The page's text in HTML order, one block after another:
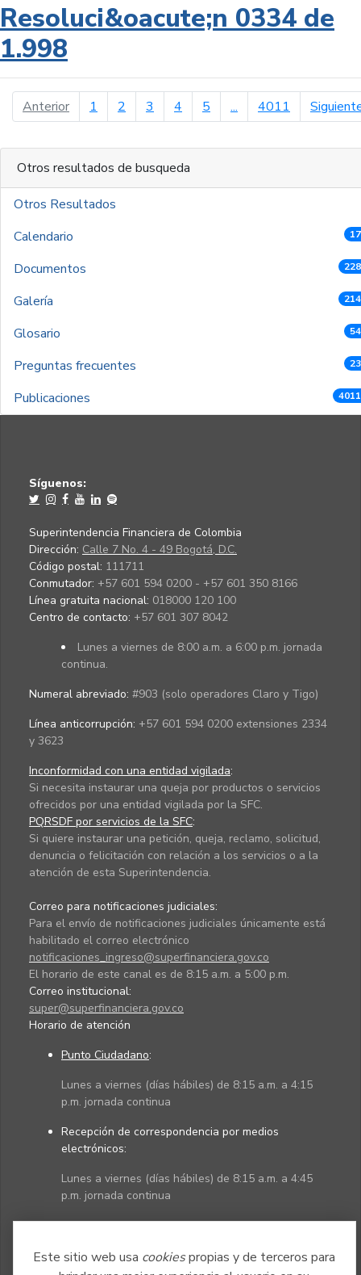
Este sitio web usa cookiespropias y de terceros para
Resoluci&oacute;n 0334 de
1.998
Anteriorpágina anterior
1 2 3 4 5 ... 4011
Otros resultados de busqueda
Otros Resultados
Calendario
Documentos
Galería
Glosario
Preguntas frecuentes
Publicaciones
Síguenos:
Superintendencia Financiera de Colombia
Dirección: Calle 7 No. 4 - 49 Bogotá, D.C.
Código postal: 111711
Conmutador: +57 601 594 0200 - +57 601 350 8166
Línea gratuita nacional: 018000 120 100
Centro de contacto: +57 601 307 8042
Lunes a viernes de 8:00 a.m. a 6:00 p.m. jornada
continua.
Numeral abreviado: #903 (solo operadores Claro y Tigo)
Línea anticorrupción: +57 601 594 0200 extensiones 2334
y 3623
Inconformidad con una entidad vigilada:
Si necesita instaurar una queja por productos o servicios
ofrecidos por una entidad vigilada por la SFC.
PQRSDF por servicios de la SFC:
Si quiere instaurar una petición, queja, reclamo, solicitud,
denuncia o felicitación con relación a los servicios o a la
atención de esta Superintendencia.
Correo para notificaciones judiciales:
Para el envío de notificaciones judiciales únicamente está
habilitado el correo electrónico
notificaciones_ingreso@superfinanciera.gov.co
El horario de este canal es de 8:15 a.m. a 5:00 p.m.
Correo institucional:
super@superfinanciera.gov.co
Horario de atención
Punto Ciudadano:
Lunes a viernes (días hábiles) de 8:15 a.m. a 4:15
p.m. jornada continua
Recepción de correspondencia por medios
electrónicos:
Lunes a viernes (días hábiles) de 8:15 a.m. a 4:45
p.m. jornada continua